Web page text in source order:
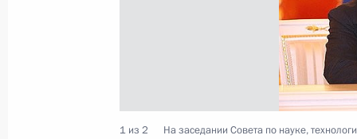
Объявлены имена лауреатов
Российской Федерации 2008 года
Москва, Кремль
1 из 2 На заседании Совета по науке,